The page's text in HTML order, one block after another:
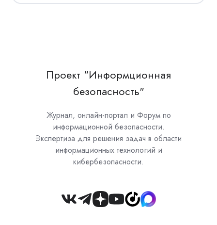
Проект "Информционная
безопасность"
Журнал, онлайн-портал и Форум по
информационной безопасности.
Экспертиза для решения задач в области
информационных технологий и
кибербезопасности.
Join